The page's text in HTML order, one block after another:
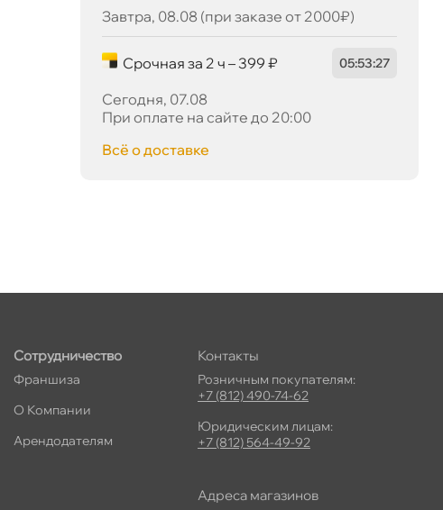
Завтра, 08.08 (при заказе от 2000₽)
Срочная за 2 ч – 399 ₽ 05:53:27
Сегодня, 07.08
При оплате на сайте до 20:00
сё о доставке
Сотрудничество
Франшиза
О Компании
Арендодателям
Контакты
Розничным покупателям:
+7 (812) 490-74-62
Юридическим лицам:
+7 (812) 564-49-92
Адреса магазино